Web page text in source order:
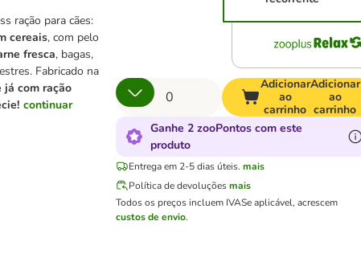
ração para cães:
cereais, com pelo
fresca, bagas,
Fabricado na
já com ração
continuar
Adicionar
ao
carrinho
Adicionar
ao
carrinho
Ganhe 2 zooPontos com este
produto
Entrega em 2-5 dias úteis. mais
Política de devoluções mais
Todos os preços incluem IVASe aplicável, acrescem
custos de envio.